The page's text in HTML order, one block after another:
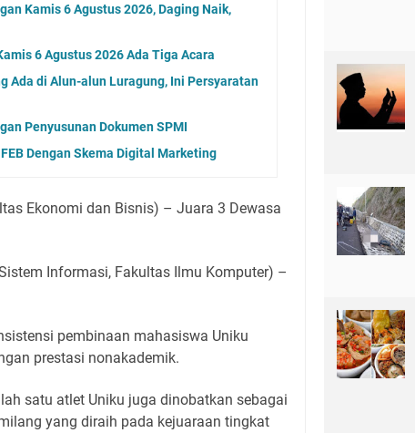
Kamis 6 Agustus 2026, Daging Naik,
6 Agustus 2026 Ada Tiga Acara
Ada di Alun-alun Luragung, Ini Persyaratan
Penyusunan Dokumen SPMI
Dengan Skema Digital Marketing
Ekonomi dan Bisnis) – Juara 3 Dewasa
Informasi, Fakultas Ilmu Komputer) –
pembinaan mahasiswa Uniku
prestasi nonakademik.
satu atlet Uniku juga dinobatkan sebagai
yang diraih pada kejuaraan tingkat